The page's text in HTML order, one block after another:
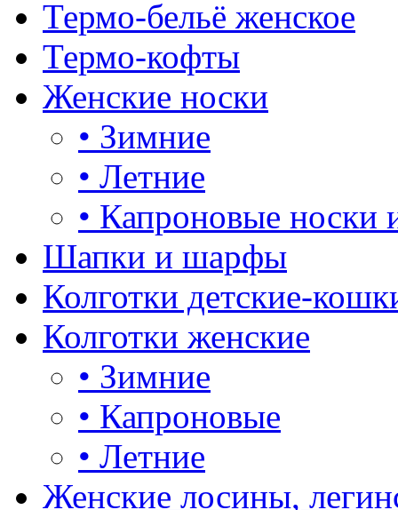
Термо-бельё женское
Термо-кофты
Женские носки
• Зимние
• Летние
• Капроновые носки
Шапки и шарфы
Колготки детские-
Колготки женские
• Зимние
• Капроновые
• Летние
Женские лосины,